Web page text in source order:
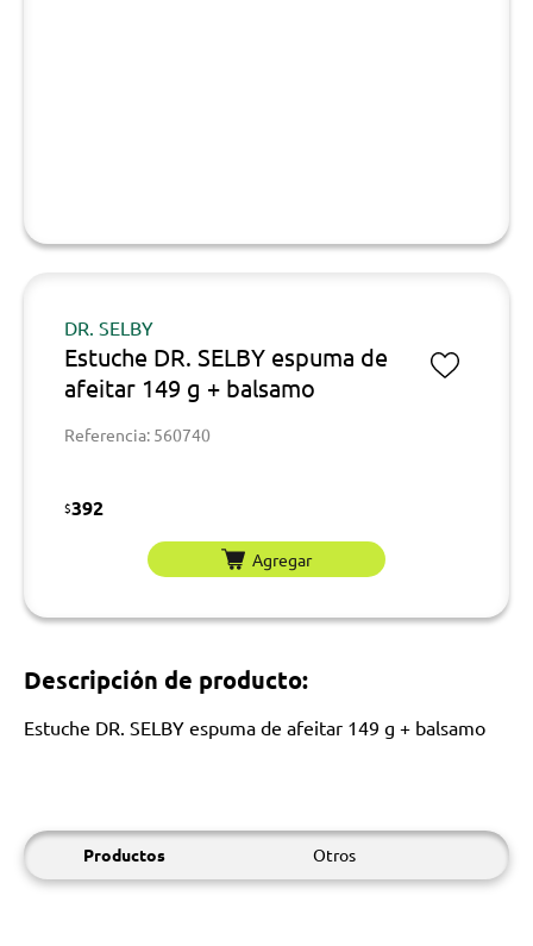
DR. SELBY
Estuche DR. SELBY espuma de
afeitar 149 g + balsamo
Referencia: 560740
$392
Agregar
Descripción de producto:
Estuche DR. SELBY espuma de afeitar 149 g + balsamo
Productos Otros